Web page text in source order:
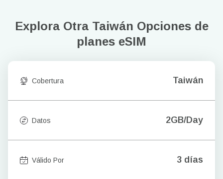
Explora Otra Taiwán Opciones de
planes eSIM
Cobertura Taiwán
Datos 2GB/Day
Válido Por 3 días